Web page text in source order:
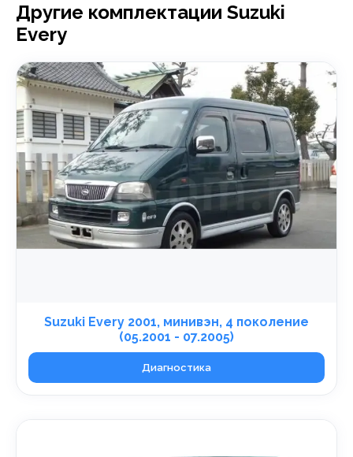
Другие комплектации Suzuki
Every
Suzuki Every 2001, минивэн, 4 поколение
(05.2001 - 07.2005)
Диагностика